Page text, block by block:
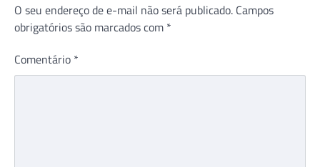
O seu endereço de e-mail não será publicado. Campos
obrigatórios são marcados com *
Comentário *